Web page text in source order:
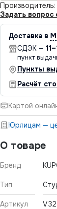
О товаре
Бренд
Тип
Артикул
Производитель:
Задать вопрос
Доставка в
СДЭК —
пункт
Пункты
Расчёт
Картой
Юрлицам —